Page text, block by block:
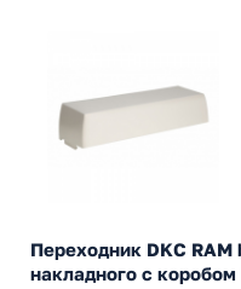
Переходник DKC
накладного с